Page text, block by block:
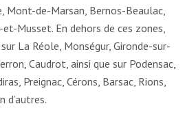
Mont-de-Marsan, Bernos-Beaulac,
Musset. En dehors de ces zones,
La Réole, Monségur, Gironde-sur-
Caudrot, ainsi que sur Podensac,
Preignac, Cérons, Barsac, Rions,
d’autres.